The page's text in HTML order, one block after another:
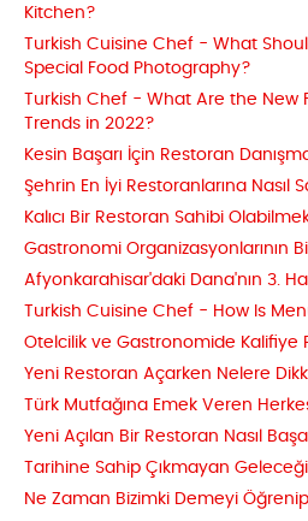
Kitchen?
Turkish Cuisine Chef - What
Special Food Photography?
Turkish Chef - What Are the New
Trends in 2022?
Kesin Başarı İçin Restoran
Şehrin En İyi Restoranlarına Nasıl
Kalıcı Bir Restoran Sahibi
Gastronomi Organizasyonlarının
Afyonkarahisar'daki Dana'nın 3.
Turkish Cuisine Chef - How Is
Otelcilik ve Gastronomide Kalifiye
Yeni Restoran Açarken Nelere
Türk Mutfağına Emek Veren
Yeni Açılan Bir Restoran Nasıl
Tarihine Sahip Çıkmayan
Ne Zaman Bizimki Demeyi